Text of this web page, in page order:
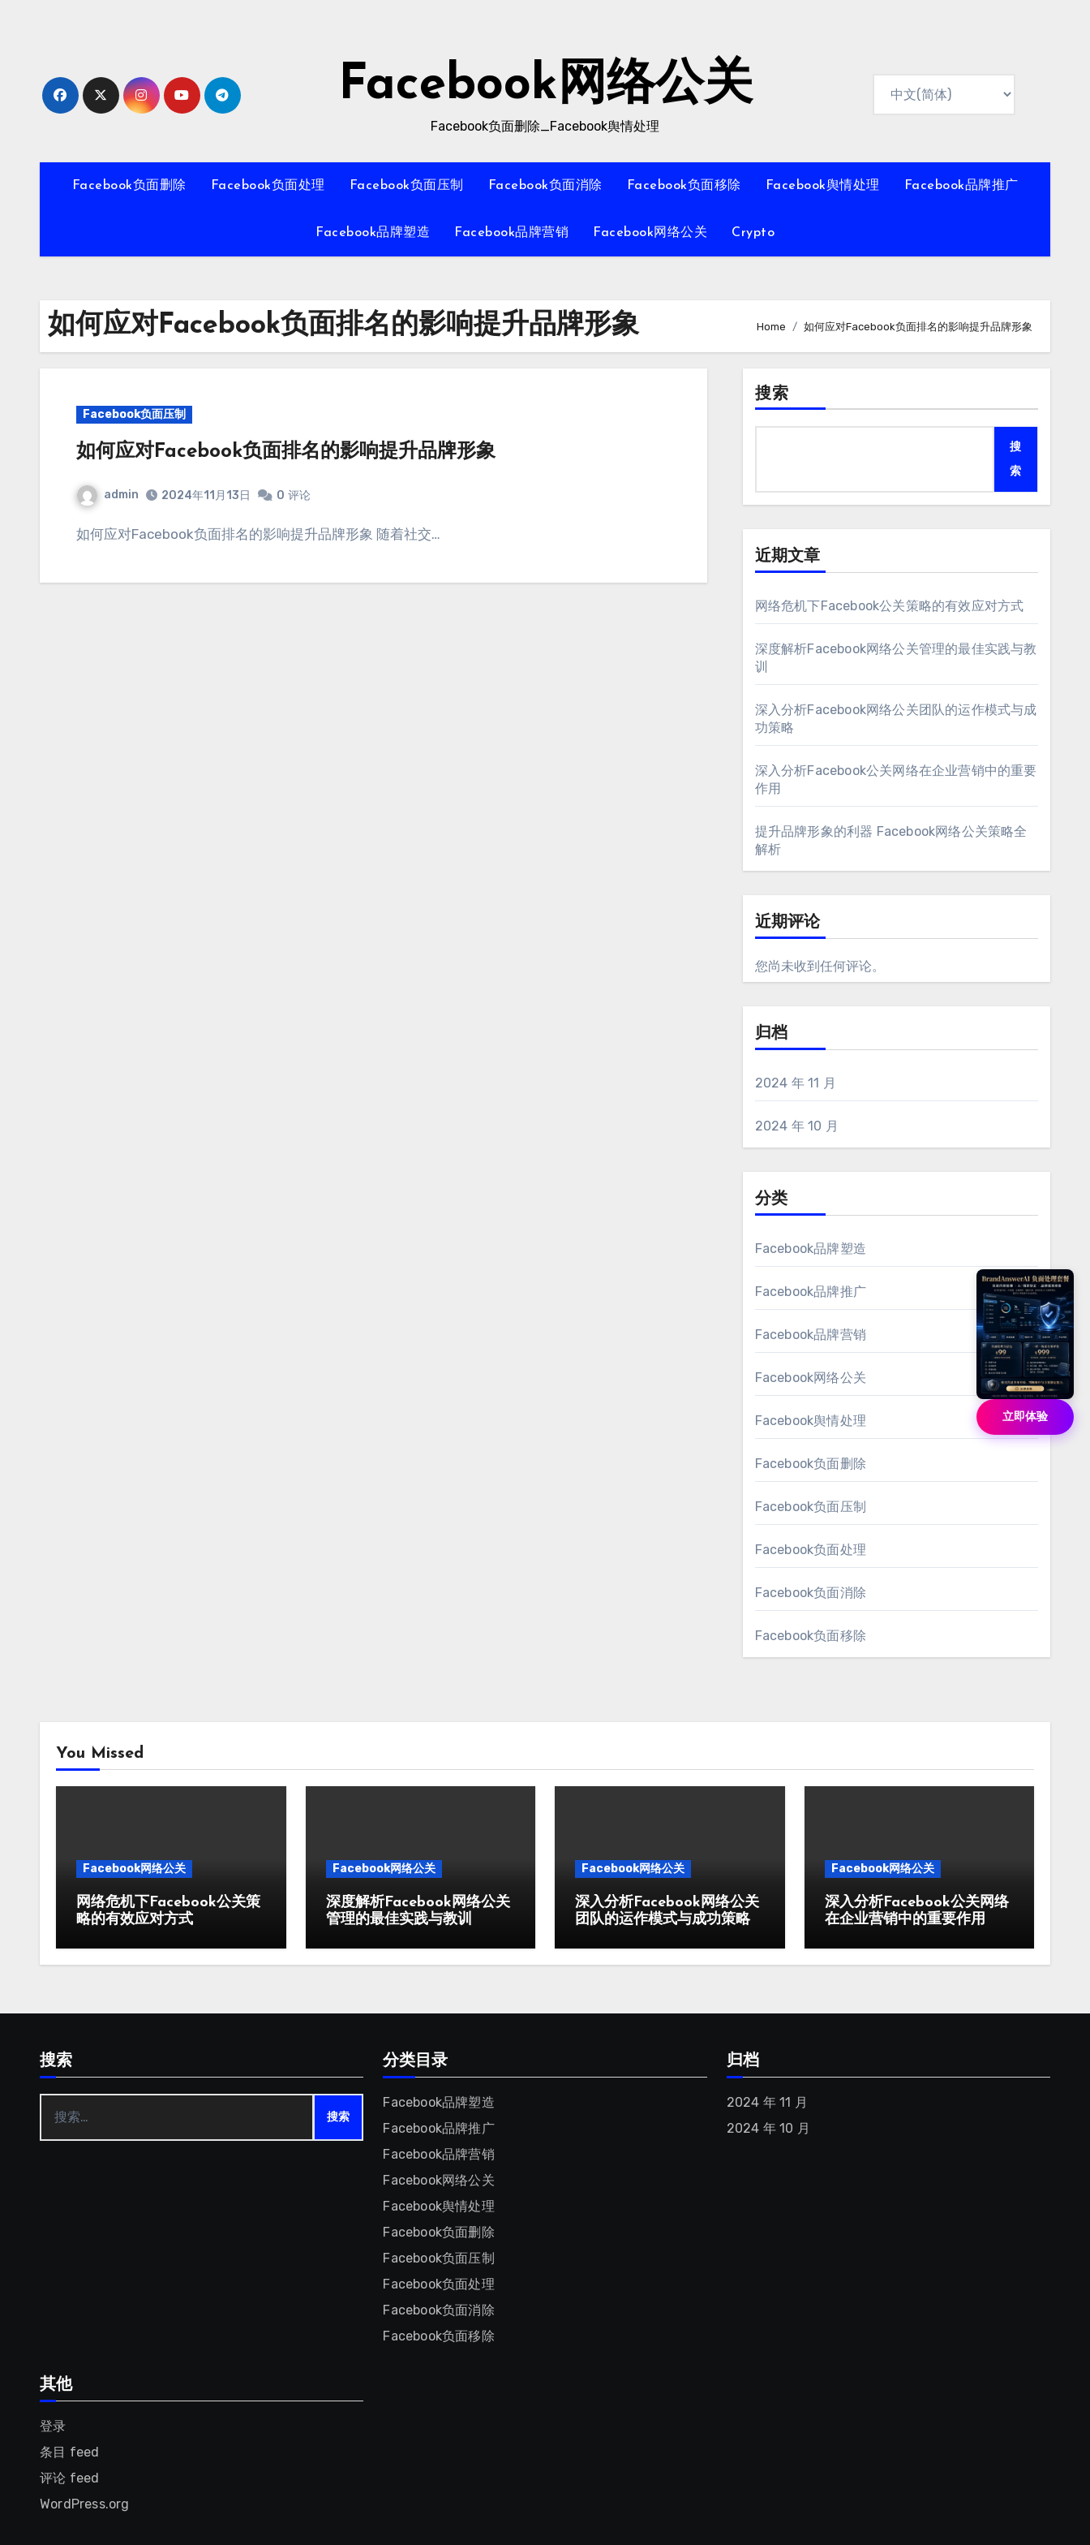
Facebook网络公关
Facebook负面删除_Facebook舆情处理
Facebook负面删除 Facebook负面处理 Facebook负面压制 Facebook负面消除 Facebook负面移除 Facebook舆情处理 Facebook品牌推广
Facebook品牌塑造 Facebook品牌营销 Facebook网络公关 Crypto
如何应对Facebook负面排名的影响提升品牌形象 Home 如何应对Facebook负面排名的影响提升品牌形象
Facebook负面压制
如何应对Facebook负面排名的影响提升品牌形象
admin 2024年11月13日 0 评论
如何应对Facebook负面排名的影响提升品牌形象 随着社交…
搜索
搜
索
近期文章
网络危机下Facebook公关策略的有效应对方式
深度解析Facebook网络公关管理的最佳实践与教
训
深入分析Facebook网络公关团队的运作模式与成
功策略
深入分析Facebook公关网络在企业营销中的重要
作用
提升品牌形象的利器 Facebook网络公关策略全
解析
近期评论
您尚未收到任何评论。
归档
2024 年 11 月
2024 年 10 月
分类
Facebook品牌塑造
Facebook品牌推广
Facebook品牌营销
Facebook网络公关
Facebook舆情处理
Facebook负面删除
Facebook负面压制
Facebook负面处理
Facebook负面消除
Facebook负面移除
You Missed
Facebook网络公关
网络危机下Facebook公关策
略的有效应对方式
Facebook网络公关
深度解析Facebook网络公关
管理的最佳实践与教训
Facebook网络公关
深入分析Facebook网络公关
团队的运作模式与成功策略
Facebook网络公关
深入分析Facebook公关网络
在企业营销中的重要作用
搜索
索：
分类目录
Facebook品牌塑造
Facebook品牌推广
Facebook品牌营销
Facebook网络公关
Facebook舆情处理
Facebook负面删除
Facebook负面压制
Facebook负面处理
Facebook负面消除
Facebook负面移除
归档
2024 年 11 月
2024 年 10 月
其他
登录
条目 feed
评论 feed
WordPress.org
立即体验